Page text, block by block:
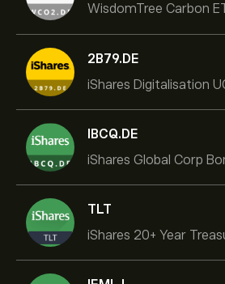
WisdomTree Carbon
2B79.DE
iShares Digitalisation
IBCQ.DE
TLT